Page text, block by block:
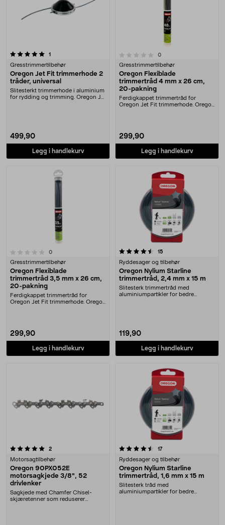
1
Gresstrimmertilbehør
Oregon Jet Fit trimmerhode 2
tråder, universal
Slitesterkt trimmerhode i aluminium
for rydding og trimming. Oregon Jet
499,90
Legg i handlekurv
0.0 av 5 stjerner 0anmeldelser
Gresstrimmertilbehør
Oregon Flexiblade
trimmertråd 4 mm x 26 cm,
20-pakning
Ferdigkappet trimmertråd for
Oregon Jet Fit trimmerhode. Oregon
299,90
Legg i handlekurv
0anmeldelser
Gresstrimmertilbehør
Oregon Flexiblade
trimmertråd 3,5 mm x 26 cm,
20-pakning
Ferdigkappet trimmertråd for
Oregon Jet Fit trimmerhode. Oregon
299,90
Legg i handlekurv
4.5 av 5 stjerner 15
Ryddesager og tilbehør
Oregon Nylium Starline
trimmertråd, 2,4 mm x 15 m
Slitesterk trimmertråd med
aluminiumpartikler for bedre
119,90
Legg i handlekurv
2anmeldelser
Motorsagtilbehør
Oregon 90PX052E
motorsagkjede 3/8", 52
drivlenker
Sagkjede med Chamfer Chisel-
skjæretenner som reduserer
4.5 av 5 stjerner 17anmeldelser
Ryddesager og tilbehør
Oregon Nylium Starline
trimmertråd, 1,6 mm x 15 m
Slitesterk tråd med
aluminiumpartikler for bedre